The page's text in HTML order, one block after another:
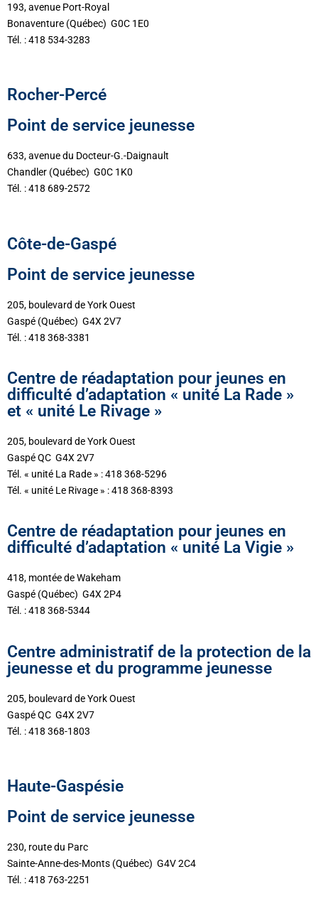
193, avenue Port-Royal
Bonaventure (Québec) G0C 1E0
Tél. : 418 534-3283
Rocher-Percé
Point de service jeunesse
633, avenue du Docteur-G.-Daignault
Chandler (Québec) G0C 1K0
Tél. : 418 689-2572
Côte-de-Gaspé
Point de service jeunesse
205, boulevard de York Ouest
Gaspé (Québec) G4X 2V7
Tél. : 418 368-3381
Centre de réadaptation pour jeunes en
difficulté d’adaptation « unité La Rade »
et « unité Le Rivage »
205, boulevard de York Ouest
Gaspé QC G4X 2V7
Tél. « unité La Rade » : 418 368-5296
Tél. « unité Le Rivage » : 418 368-8393
Centre de réadaptation pour jeunes en
difficulté d’adaptation « unité La Vigie »
418, montée de Wakeham
Gaspé (Québec) G4X 2P4
Tél. : 418 368-5344
Centre administratif de la protection de la
jeunesse et du programme jeunesse
205, boulevard de York Ouest
Gaspé QC G4X 2V7
Tél. : 418 368-1803
Haute-Gaspésie
Point de service jeunesse
230, route du Parc
Sainte-Anne-des-Monts (Québec) G4V 2C4
Tél. : 418 763-2251